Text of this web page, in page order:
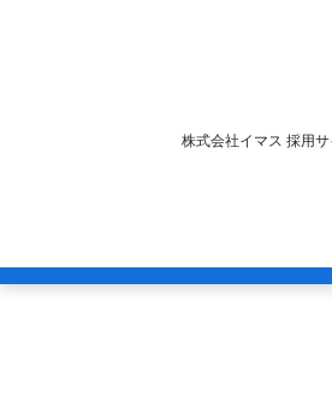
株式会社イマス 採用サ